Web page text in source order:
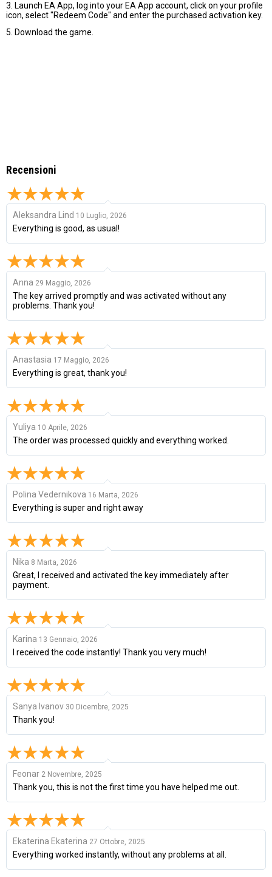
3. Launch EA App, log into your EA App account, click on your profile
icon, select "Redeem Code" and enter the purchased activation key.
5. Download the game.
Recensioni
Aleksandra Lind 10 Luglio, 2026
Everything is good, as usual!
Anna 29 Maggio, 2026
The key arrived promptly and was activated without any
problems. Thank you!
Anastasia 17 Maggio, 2026
Everything is great, thank you!
Yuliya 10 Aprile, 2026
The order was processed quickly and everything worked.
Polina Vedernikova 16 Marta, 2026
Everything is super and right away
Nika 8 Marta, 2026
Great, I received and activated the key immediately after
payment.
Karina 13 Gennaio, 2026
I received the code instantly! Thank you very much!
Sanya Ivanov 30 Dicembre, 2025
Thank you!
Feonar 2 Novembre, 2025
Thank you, this is not the first time you have helped me out.
Ekaterina Ekaterina 27 Ottobre, 2025
Everything worked instantly, without any problems at all.